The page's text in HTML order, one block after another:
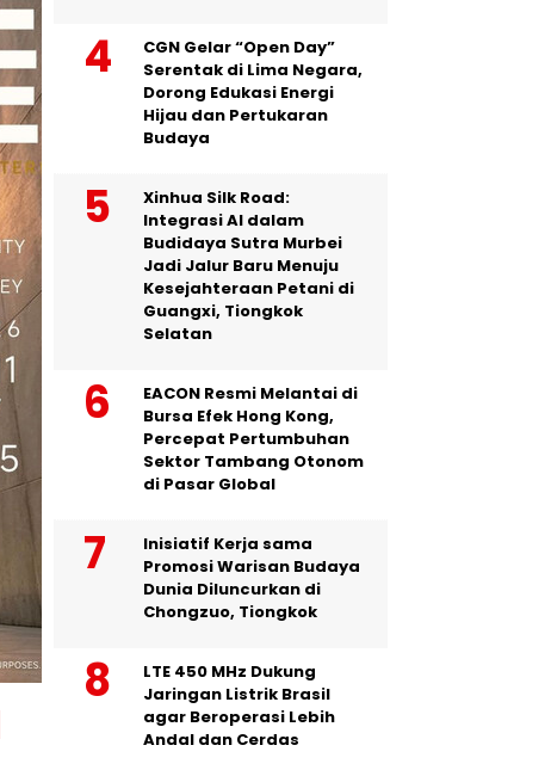
CGN Gelar “Open Day”
Serentak di Lima Negara,
Dorong Edukasi Energi
Hijau dan Pertukaran
Budaya
Xinhua Silk Road:
Integrasi AI dalam
Budidaya Sutra Murbei
Jadi Jalur Baru Menuju
Kesejahteraan Petani di
Guangxi, Tiongkok
Selatan
EACON Resmi Melantai di
Bursa Efek Hong Kong,
Percepat Pertumbuhan
Sektor Tambang Otonom
di Pasar Global
Inisiatif Kerja sama
Promosi Warisan Budaya
Dunia Diluncurkan di
Chongzuo, Tiongkok
LTE 450 MHz Dukung
Jaringan Listrik Brasil
agar Beroperasi Lebih
Andal dan Cerdas